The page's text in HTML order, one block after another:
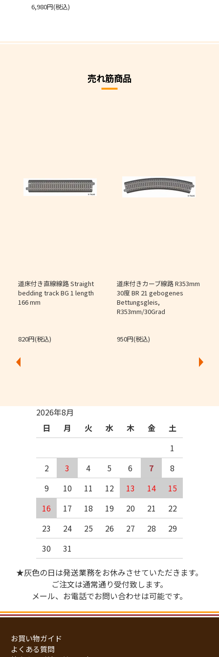
6,980円(税込)
売れ筋商品
道床付き直線線路 Straight
bedding track BG 1 length
166 mm
820円(税込)
道床付きカーブ線路 R353mm
30度 BR 21 gebogenes
Bettungsgleis,
R353mm/30Grad
950円(税込)
2026年8月
日
月 火 水 木 金
土
1
2
3 4 5 6 7
8
9
10 11 12 13 14
15
16
17 18 19 20 21
22
23
24 25 26 27 28
29
30
31
★灰色の日は発送業務をお休みさせていただきます。
ご注文は通常通り受付致します。
メール、お電話でお問い合わせは可能です。
お買い物ガイド
よくある質問